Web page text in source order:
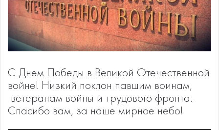
С Днем Победы в Великой Отечественной
войне! Низкий поклон павшим воинам,
ветеранам войны и трудового фронта.
Спасибо вам, за наше мирное небо!